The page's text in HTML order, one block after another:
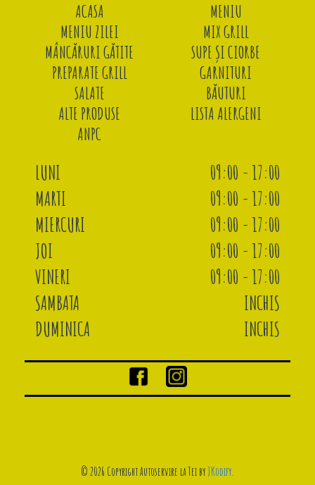
ACASA
MENIU
MENIU ZILEI
MIX GRILL
MÂNCĂRURI GĂTITE
SUPE ȘI CIORBE
PREPARATE GRILL
GARNITURI
SALATE
BĂUTURI
ALTE PRODUSE
LISTA ALERGENI
ANPC
LUNI
09:00 - 17:00
MARTI
09:00 - 17:00
MIERCURI
09:00 - 17:00
JOI
09:00 - 17:00
VINERI
09:00 - 17:00
SAMBATA
INCHIS
DUMINICA
INCHIS
© 2026 Copyright Autoservire la Tei byJKodify.